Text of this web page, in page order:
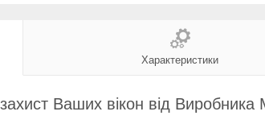
Характеристики
Ваших вікон від Виробника